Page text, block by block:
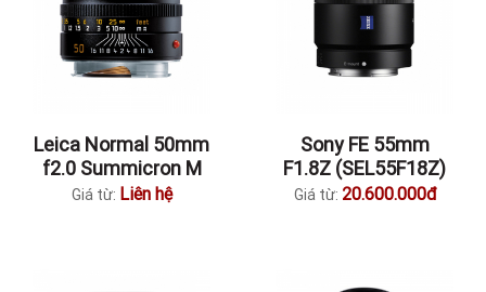
Leica Normal 50mm
f2.0 Summicron M
Giá từ: Liên hệ
Sony FE 55mm
F1.8Z (SEL55F18Z)
Giá từ: 20.600.000đ